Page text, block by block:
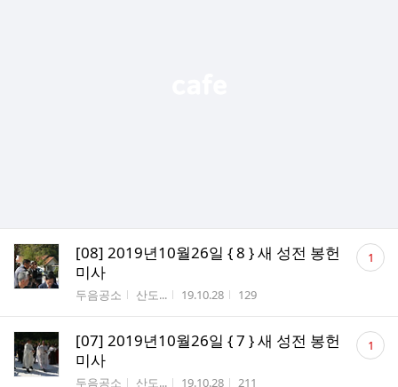
[08] 2019년10월26일 { 8 } 새 성전 봉헌
미사
게시판명
두음공소 작성자
산도... 작성시간
19.10.28 조회수
129
댓
글 1
[07] 2019년10월26일 { 7 } 새 성전 봉헌
미사
게시판명
두음공소 작성자
산도... 작성시간
19.10.28 조회수
211
댓
글 1